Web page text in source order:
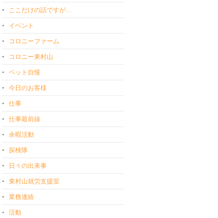
ここだけの話ですが…
イベント
コロニーファーム
コロニー東村山
ペット自慢
今日のお客様
仕事
仕事最前線
余暇活動
探検隊
日々の出来事
東村山就労支援室
業務連絡
活動